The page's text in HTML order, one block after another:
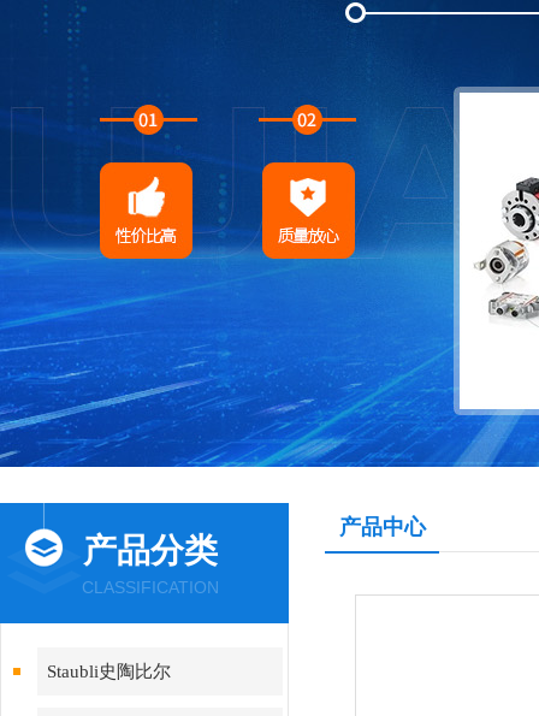
产品分类
CLASSIFICATION
Staubli史陶比尔
产品中心